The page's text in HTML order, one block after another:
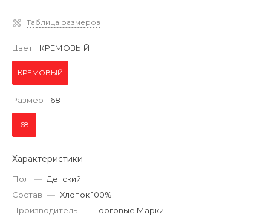
Таблица размеров
Цвет КРЕМОВЫЙ
КРЕМОВЫЙ
Размер 68
68
Характеристики
Пол — Детский
Состав — Хлопок 100%
Производитель — Торговые Марки